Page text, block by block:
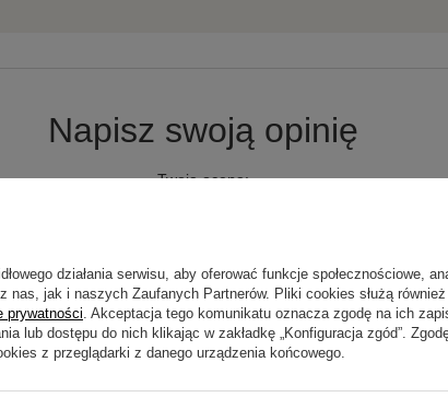
Napisz swoją opinię
Twoja ocena:
działania serwisu, aby oferować funkcje społecznościowe,
nas, jak i naszych Zaufanych Partnerów. Pliki cookies służą
prywatności. Akceptacja tego komunikatu oznacza zgodę na ich
lub dostępu do nich klikając w zakładkę „Konfiguracja zgód”.
z przeglądarki z danego urządzenia końcowego.